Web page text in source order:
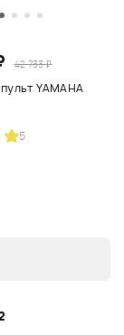
42 733 ₽
YAMAHA
5